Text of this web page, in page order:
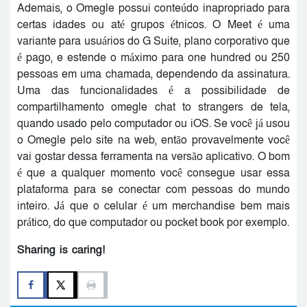
Ademais, o Omegle possui conteúdo inapropriado para
certas idades ou até grupos étnicos. O Meet é uma
variante para usuários do G Suite, plano corporativo que
é pago, e estende o máximo para one hundred ou 250
pessoas em uma chamada, dependendo da assinatura.
Uma das funcionalidades é a possibilidade de
compartilhamento omegle chat to strangers de tela,
quando usado pelo computador ou iOS. Se você já usou
o Omegle pelo site na web, então provavelmente você
vai gostar dessa ferramenta na versão aplicativo. O bom
é que a qualquer momento você consegue usar essa
plataforma para se conectar com pessoas do mundo
inteiro. Já que o celular é um merchandise bem mais
prático, do que computador ou pocket book por exemplo.
Sharing is caring!